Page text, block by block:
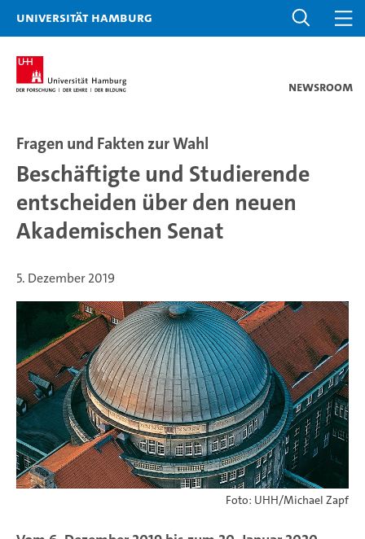
Universität Hamburg
Newsroom
Fragen und Fakten zur Wahl
Beschäftigte und Studierende
entscheiden über den neuen
Akademischen Senat
5. Dezember 2019
Foto: UHH/Michael Zapf